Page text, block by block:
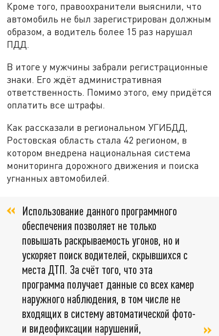
Кроме того, правоохранители выяснили, что
автомобиль не был зарегистрирован должным
образом, а водитель более 15 раз нарушал
ПДД.
В итоге у мужчины забрали регистрационные
знаки. Его ждёт административная
ответственность. Помимо этого, ему придётся
оплатить все штрафы.
Как рассказали в региональном УГИБДД,
Ростовская область стала 42 регионом, в
котором внедрена национальная система
мониторинга дорожного движения и поиска
угнанных автомобилей.
Использование данного программного
обеспечения позволяет не только
повышать раскрываемость угонов, но и
ускоряет поиск водителей, скрывшихся с
места ДТП. За счёт того, что эта
программа получает данные со всех камер
наружного наблюдения, в том числе не
входящих в систему автоматической фото-
и видеофиксации нарушений,